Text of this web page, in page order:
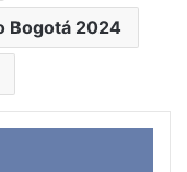
Bogotá 2024